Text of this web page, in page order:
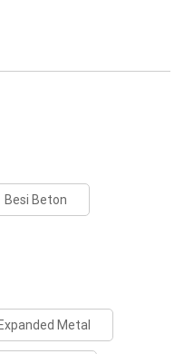
Besi Beton
Expanded Metal